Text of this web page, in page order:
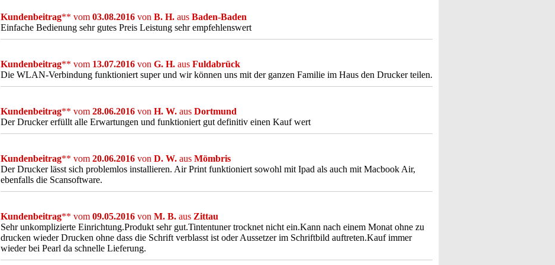
Kundenbeitrag** vom 03.08.2016 von B. H. aus Baden-Baden
Einfache Bedienung sehr gutes Preis Leistung sehr empfehlenswert
Kundenbeitrag** vom 13.07.2016 von G. H. aus Fuldabrück
Die WLAN-Verbindung funktioniert super und wir können uns mit der ganzen Familie im Haus den Drucker teilen.
Kundenbeitrag** vom 28.06.2016 von H. W. aus Dortmund
Der Drucker erfüllt alle Erwartungen und funktioniert gut definitiv einen Kauf wert
Kundenbeitrag** vom 20.06.2016 von D. W. aus Mömbris
Der Drucker lässt sich problemlos installieren. Air Print funktioniert sowohl mit Ipad als auch mit Macbook Air,
ebenfalls die Scansoftware.
Kundenbeitrag** vom 09.05.2016 von M. B. aus Zittau
Sehr unkomplizierte Einrichtung.Produkt sehr gut.Tintentuner trocknet nicht ein.Kann nach einem Monat ohne zu
drucken wieder Drucken ohne dass die Schrift verblasst ist oder Aussetzer im Schriftbild auftreten.Kauf immer
wieder bei Pearl da schnelle Lieferung.